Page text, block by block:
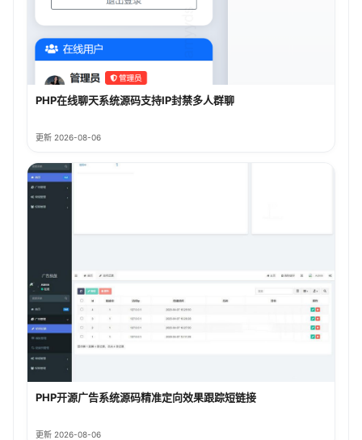
PHP在线聊天系统源码支持IP封禁多人群聊
更新 2026-08-06
PHP开源广告系统源码精准定向效果跟踪短链接
更新 2026-08-06